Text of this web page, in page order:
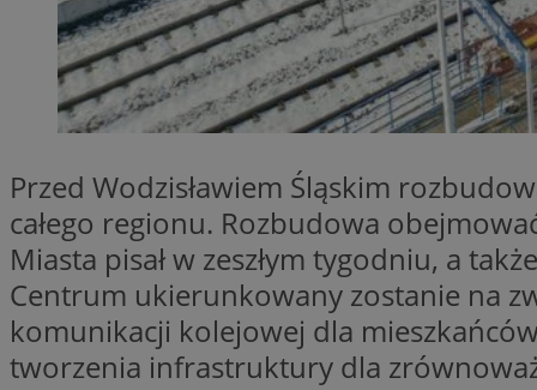
Przed Wodzisławiem Śląskim
całego regionu. Rozbudowa
Miasta pisał w zeszłym tygodniu, a
Centrum ukierunkowany zostanie na
komunikacji kolejowej dla
tworzenia infrastruktury dla
QeSessID
SessID
MvSessID
INGRESSCOOKIE
euds
__cf_bm
li_gc